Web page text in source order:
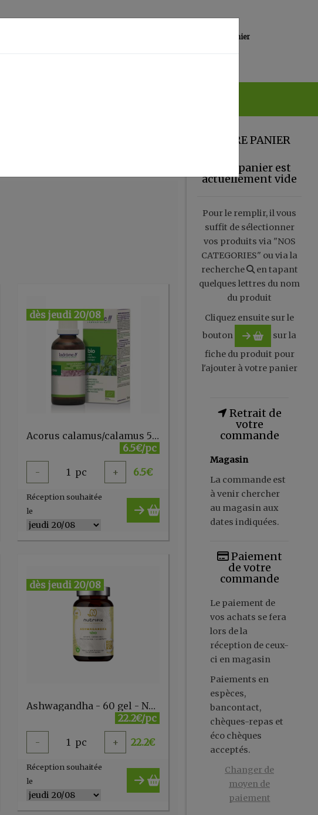
Mon panier
dès jeudi 20/08
Acorus calamus/calamus 50 ml Ladrôme
6.5€/pc
- 1 pc + 6.5€
Réception souhaitée
le
dès jeudi 20/08
Ashwagandha - 60 gel - Nutrifix
22.2€/pc
- 1 pc + 22.2€
Réception souhaitée
le
VOTRE PANIER
Votre panier est
actuellement vide
Pour le remplir, il vous
suffit de sélectionner
vos produits via "NOS
CATEGORIES" ou via la
recherche
en tapant
quelques lettres du nom
du produit
Cliquez ensuite sur le
bouton
sur la
fiche du produit pour
l'ajouter à votre panier
Retrait de
votre
commande
Magasin
La commande est
à venir chercher
au magasin aux
dates indiquées.
Paiement
de votre
commande
Le paiement de
vos achats se fera
lors de la
réception de ceux-
ci en magasin
Paiements en
espèces,
bancontact,
chèques-repas et
éco chèques
acceptés.
Changer de
moyen de
paiement